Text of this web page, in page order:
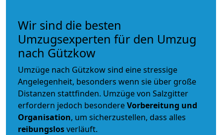
Wir sind die besten
Umzugsexperten für den Umzug
nach Gützkow
Umzüge nach Gützkow sind eine stressige
Angelegenheit, besonders wenn sie über große
Distanzen stattfinden. Umzüge von Salzgitter
erfordern jedoch besondereVorbereitung und
Organisation, um sicherzustellen, dass alles
reibungslosverläuft.